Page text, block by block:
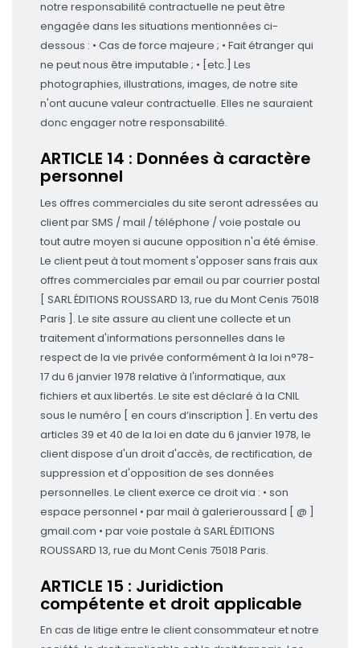
notre responsabilité contractuelle ne peut être
engagée dans les situations mentionnées ci-
dessous : • Cas de force majeure ; • Fait étranger qui
ne peut nous être imputable ; • [etc.] Les
photographies, illustrations, images, de notre site
n'ont aucune valeur contractuelle. Elles ne sauraient
donc engager notre responsabilité.
ARTICLE 14 : Données à caractère
personnel
Les offres commerciales du site seront adressées au
client par SMS / mail / téléphone / voie postale ou
tout autre moyen si aucune opposition n'a été émise.
Le client peut à tout moment s'opposer sans frais aux
offres commerciales par email ou par courrier postal
[ SARL ÉDITIONS ROUSSARD 13, rue du Mont Cenis 75018
Paris ]. Le site assure au client une collecte et un
traitement d'informations personnelles dans le
respect de la vie privée conformément à la loi n°78-
17 du 6 janvier 1978 relative à l'informatique, aux
fichiers et aux libertés. Le site est déclaré à la CNIL
sous le numéro [ en cours d’inscription ]. En vertu des
articles 39 et 40 de la loi en date du 6 janvier 1978, le
client dispose d'un droit d'accès, de rectification, de
suppression et d'opposition de ses données
personnelles. Le client exerce ce droit via : • son
espace personnel • par mail à galerieroussard [ @ ]
gmail.com • par voie postale à SARL ÉDITIONS
ROUSSARD 13, rue du Mont Cenis 75018 Paris.
ARTICLE 15 : Juridiction
compétente et droit applicable
En cas de litige entre le client consommateur et notre